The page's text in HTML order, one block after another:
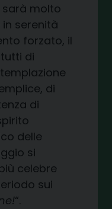
sarà molto
serenità
forzato, il
di
di
di
delle
si
celebre
sui
“.